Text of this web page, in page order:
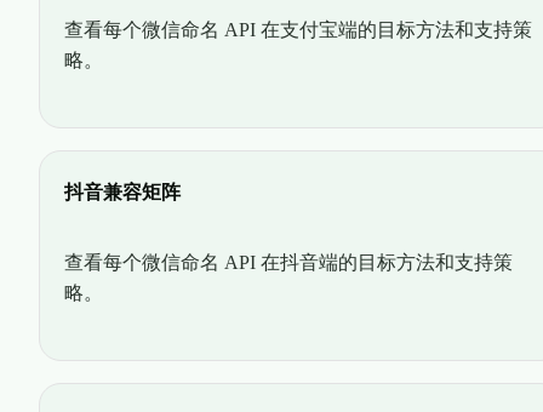
查看每个微信命名 API 在支付宝端的目标方法和支持策
略。
抖音兼容矩阵
查看每个微信命名 API 在抖音端的目标方法和支持策
略。